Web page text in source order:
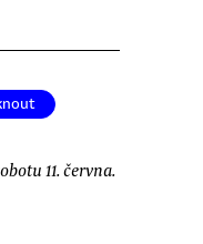
11. června.